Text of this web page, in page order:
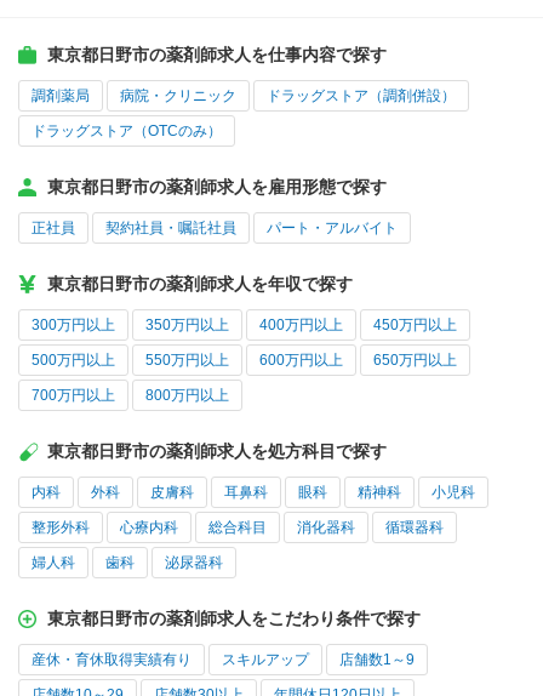
東京都日野市の薬剤師求人を仕事内容で探す
調剤薬局 病院・クリニック ドラッグストア（調剤併設）
ドラッグストア（OTCのみ）
東京都日野市の薬剤師求人を雇用形態で探す
正社員 契約社員・嘱託社員 パート・アルバイト
東京都日野市の薬剤師求人を年収で探す
300万円以上 350万円以上 400万円以上 450万円以上
500万円以上 550万円以上 600万円以上 650万円以上
700万円以上 800万円以上
東京都日野市の薬剤師求人を処方科目で探す
内科 外科 皮膚科 耳鼻科 眼科 精神科 小児科
整形外科 心療内科 総合科目 消化器科 循環器科
婦人科 歯科 泌尿器科
東京都日野市の薬剤師求人をこだわり条件で探す
産休・育休取得実績有り スキルアップ 店舗数1～9